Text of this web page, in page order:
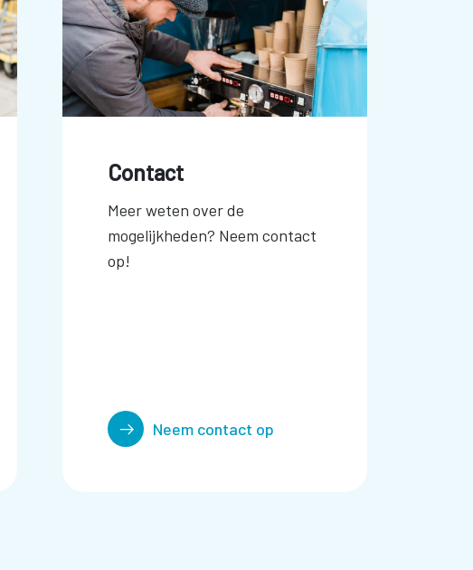
Contact
Meer weten over de
mogelijkheden? Neem contact
op!
Neem contact op